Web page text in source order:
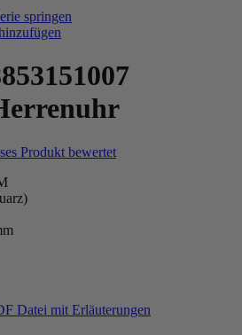
springen
Produkt bewertet
Datei mit Erläuterungen